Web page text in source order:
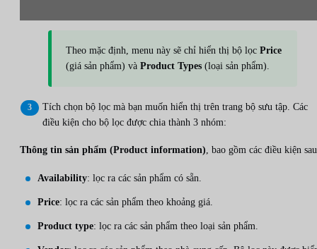
Theo mặc định, menu này sẽ chỉ hiển thị bộ lọc Price
(giá sản phẩm) và Product Types (loại sản phẩm).
Tích chọn bộ lọc mà bạn muốn hiển thị trên trang bộ sưu tập. Các
điều kiện cho bộ lọc được chia thành 3 nhóm:
Thông tin sản phẩm (Product information), bao gồm các điều kiện
Availability: lọc ra các sản phẩm có sẵn.
Price: lọc ra các sản phẩm theo khoảng giá.
Product type: lọc ra các sản phẩm theo loại sản phẩm.